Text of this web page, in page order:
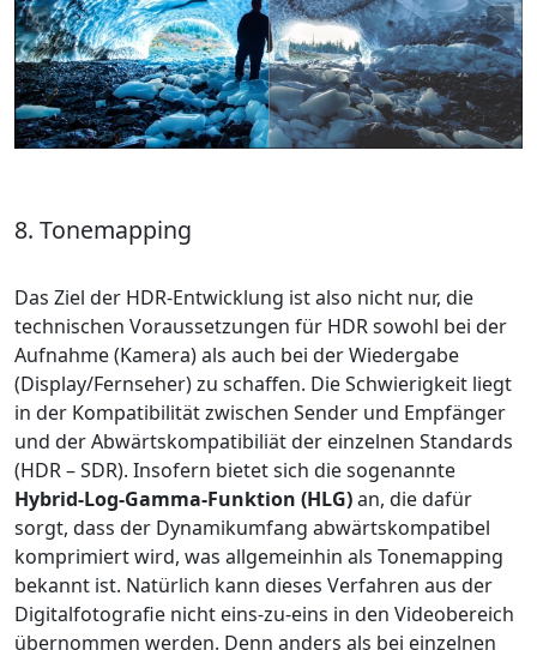
8. Tonemapping
Das Ziel der HDR-Entwicklung ist also nicht nur, die
technischen Voraussetzungen für HDR sowohl bei der
Aufnahme (Kamera) als auch bei der Wiedergabe
(Display/Fernseher) zu schaffen. Die Schwierigkeit liegt
in der Kompatibilität zwischen Sender und Empfänger
und der Abwärtskompatibiliät der einzelnen Standards
(HDR – SDR). Insofern bietet sich die sogenannte
Hybrid-Log-Gamma-Funktion (HLG)an, die dafür
sorgt, dass der Dynamikumfang abwärtskompatibel
komprimiert wird, was allgemeinhin als Tonemapping
bekannt ist. Natürlich kann dieses Verfahren aus der
Digitalfotografie nicht eins-zu-eins in den Videobereich
übernommen werden. Denn anders als bei einzelnen